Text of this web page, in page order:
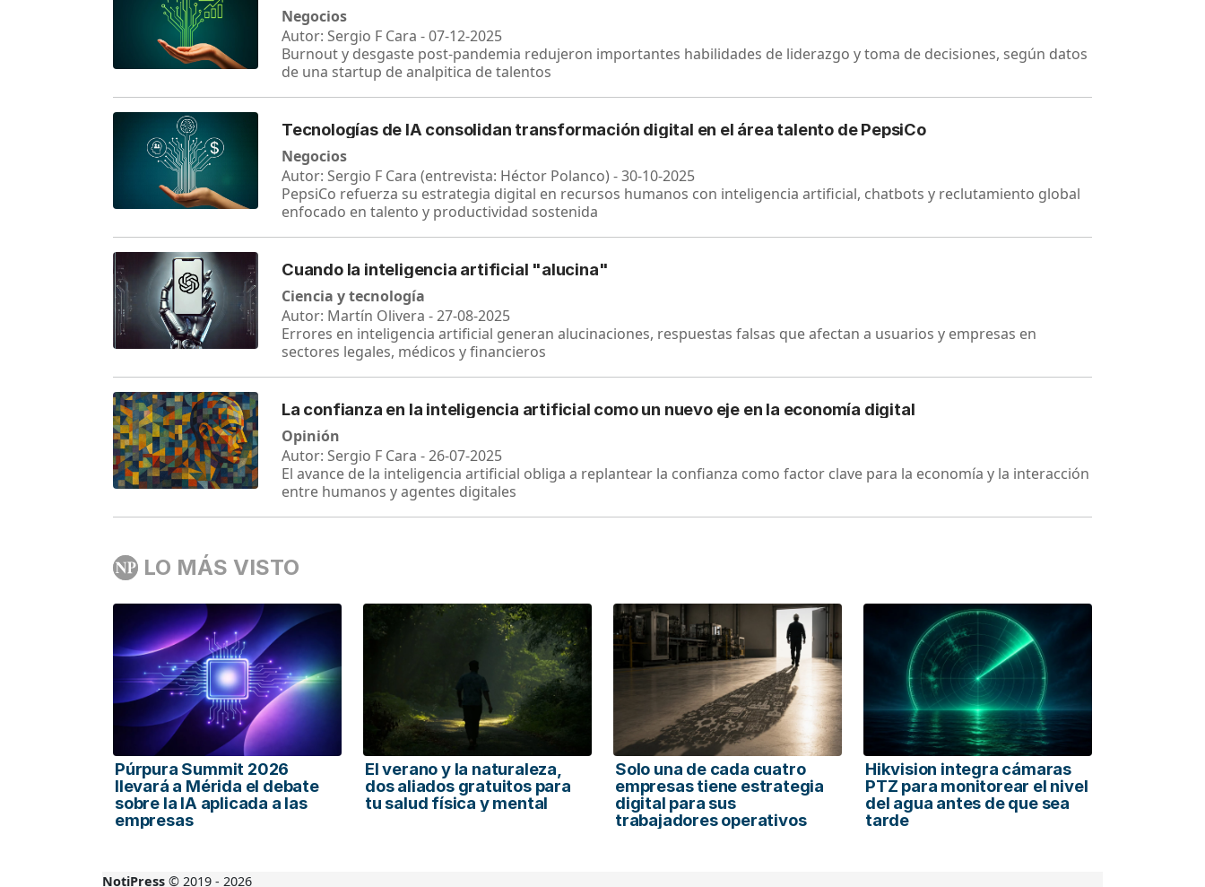
Negocios
Autor: Sergio F Cara - 07-12-2025
Burnout y desgaste post-pandemia redujeron importantes habilidades de liderazgo y toma de decisiones, según datos
de una startup de analpitica de talentos
Tecnologías de IA consolidan transformación digital en el área talento de PepsiCo
Negocios
Autor: Sergio F Cara (entrevista: Héctor Polanco) - 30-10-2025
PepsiCo refuerza su estrategia digital en recursos humanos con inteligencia artificial, chatbots y reclutamiento global
enfocado en talento y productividad sostenida
Cuando la inteligencia artificial "alucina"
Ciencia y tecnología
Autor: Martín Olivera - 27-08-2025
Errores en inteligencia artificial generan alucinaciones, respuestas falsas que afectan a usuarios y empresas en
sectores legales, médicos y financieros
La confianza en la inteligencia artificial como un nuevo eje en la economía digital
Opinión
Autor: Sergio F Cara - 26-07-2025
El avance de la inteligencia artificial obliga a replantear la confianza como factor clave para la economía y la interacción
entre humanos y agentes digitales
LO MÁS VISTO
Púrpura Summit 2026
llevará a Mérida el debate
sobre la IA aplicada a las
empresas
El verano y la naturaleza,
dos aliados gratuitos para
tu salud física y mental
Solo una de cada cuatro
empresas tiene estrategia
digital para sus
trabajadores operativos
Hikvision integra cámaras
PTZ para monitorear el nivel
del agua antes de que sea
tarde
NotiPress © 2019 - 2026